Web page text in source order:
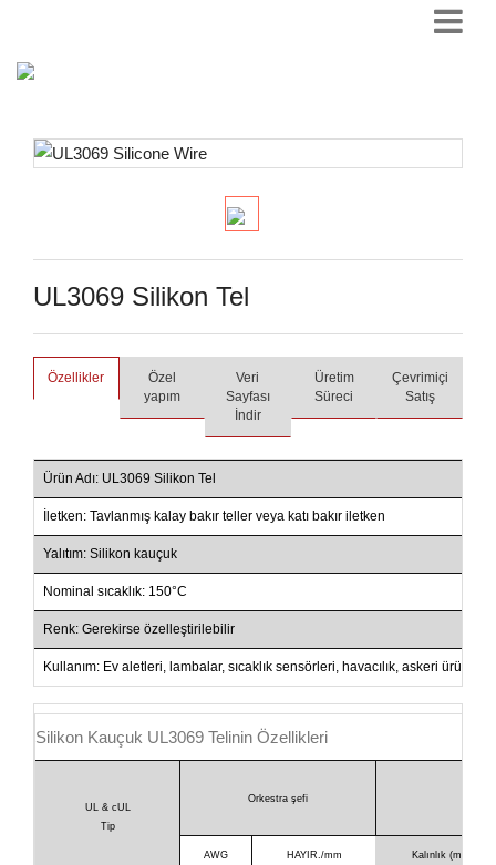
UL3069 Silikon Tel
Özellikler
Özel
yapım
Veri
Sayfası
İndir
Üretim
Süreci
Çevrimiçi
Satış
Ürün Adı: UL3069 Silikon Tel
İletken: Tavlanmış kalay bakır teller veya katı bakır iletken
Yalıtım: Silikon kauçuk
Nominal sıcaklık: 150°C
Renk: Gerekirse özelleştirilebilir
Kullanım: Ev aletleri, lambalar, sıcaklık sensörleri, havacılık, askeri
Silikon Kauçuk UL3069 Telinin Özellikleri
UL & cUL
Tip
Orkestra şefi
AWG HAYIR./mm Kalınlık (mm)